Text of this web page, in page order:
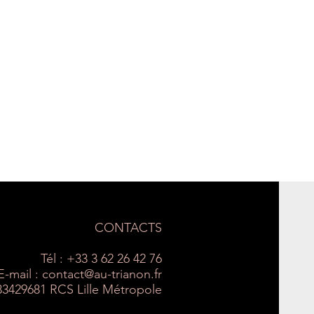
CONTACTS
Tél : +33 3 62 26 42 76
mail : contact@au-trianon.fr
RCS Lille Métropole